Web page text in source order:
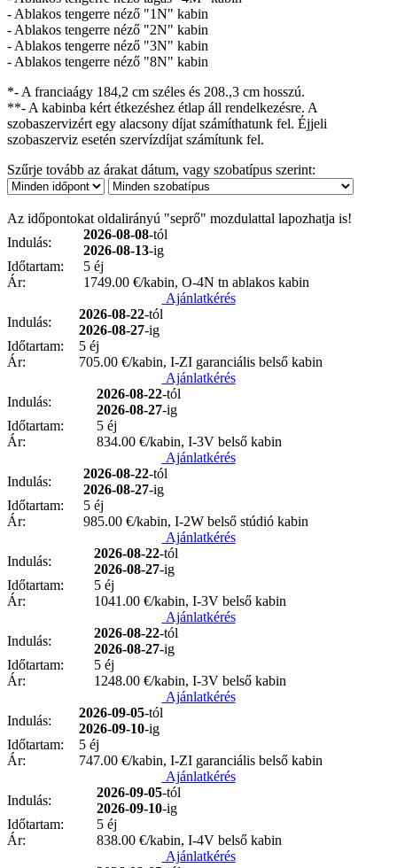
- Ablakos tengerre néző "1N" kabin
- Ablakos tengerre néző "2N" kabin
- Ablakos tengerre néző "3N" kabin
- Ablakos tengerre néző "8N" kabin
*- A franciaágy 184,2 cm széles és 208.,3 cm hosszú.
**- A kabinba kért étkezéshez étlap áll rendelkezésre. A
szobaszervizért egy alacsony díjat számíthatunk fel. Éjjeli
szobaszerviz esetén szervízdíjat számítunk fel.
Szűrje tovább az árakat dátum, vagy szobatípus szerint:
Az időpontokat oldalirányú "seprő" mozdulattal lapozhatja is!
Indulás:
2026-08-08-tól
2026-08-13-ig
Időtartam:
5 éj
Ár:
1749.00 €/kabin, O-4N tn ablakos kabin
Ajánlatkérés
Indulás:
2026-08-22-tól
2026-08-27-ig
Időtartam:
5 éj
Ár:
705.00 €/kabin, I-ZI garanciális belső kabin
Ajánlatkérés
Indulás:
2026-08-22-tól
2026-08-27-ig
Időtartam:
5 éj
Ár:
834.00 €/kabin, I-3V belső kabin
Ajánlatkérés
Indulás:
2026-08-22-tól
2026-08-27-ig
Időtartam:
5 éj
Ár:
985.00 €/kabin, I-2W belső stúdió kabin
Ajánlatkérés
Indulás:
2026-08-22-tól
2026-08-27-ig
Időtartam:
5 éj
Ár:
1041.00 €/kabin, I-3V belső kabin
Ajánlatkérés
Indulás:
2026-08-22-tól
2026-08-27-ig
Időtartam:
5 éj
Ár:
1248.00 €/kabin, I-3V belső kabin
Ajánlatkérés
Indulás:
2026-09-05-tól
2026-09-10-ig
Időtartam:
5 éj
Ár:
747.00 €/kabin, I-ZI garanciális belső kabin
Ajánlatkérés
Indulás:
2026-09-05-tól
2026-09-10-ig
Időtartam:
5 éj
Ár:
838.00 €/kabin, I-4V belső kabin
Ajánlatkérés